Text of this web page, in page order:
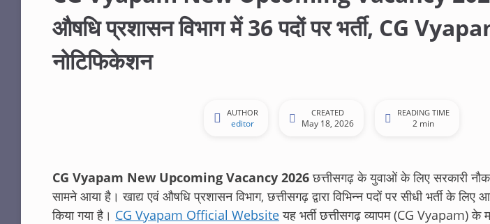
औषधि प्रशासन विभाग में 36 पदों पर भर्ती, CG
नोटिफिकेशन
AUTHOR
editor
CREATED
May 18, 2026
READING TIME
2 min
CG Vyapam New Upcoming Vacancy 2026छत्तीसगढ़ के युवाओं के लिए सरकारी
सामने आया है। खाद्य एवं औषधि प्रशासन विभाग, छत्तीसगढ़ द्वारा विभिन्न पदों पर सीधी भर्ती के लिए
किया गया है। CG Vyapam Official Websiteयह भर्ती छत्तीसगढ़ व्यापम (CG Vyapam) के